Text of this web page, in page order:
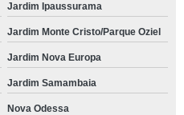
Jardim Ipaussurama
Jardim Monte Cristo/Parque Oziel
Jardim Nova Europa
Jardim Samambaia
Nova Odessa